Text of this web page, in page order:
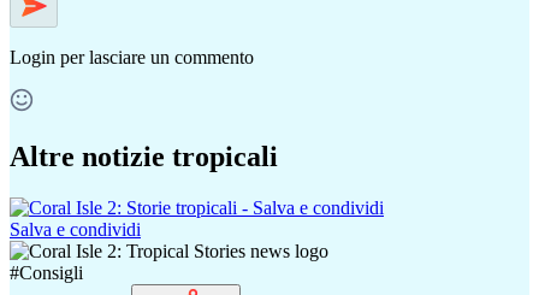
Login per lasciare un commento
Altre notizie tropicali
Salva e condividi
#Consigli